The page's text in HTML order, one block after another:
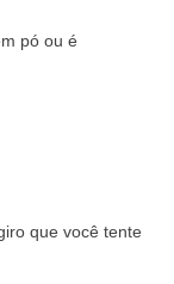
pó ou é
que você tente